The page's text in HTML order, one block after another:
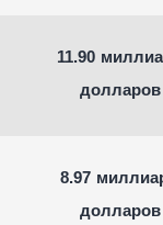
11.90
долларов
8.97
долларов